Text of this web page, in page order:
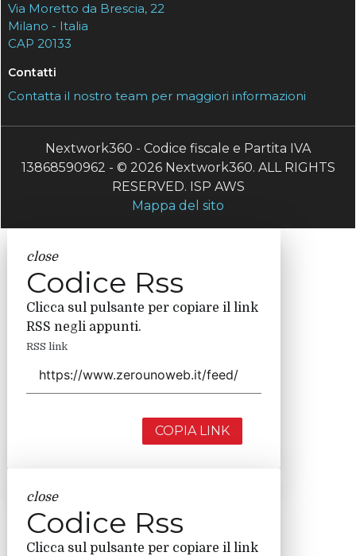
Via Moretto da Brescia, 22
Milano - Italia
CAP 20133
Contatti
Contatta il nostro team per maggiori informazioni
Nextwork360 - Codice fiscale e Partita IVA
13868590962 - © 2026 Nextwork360. ALL RIGHTS
RESERVED. ISP AWS
Mappa del sito
close
Codice Rss
Clicca sul pulsante per copiare il link
RSS negli appunti.
RSS link
COPIA LINK
close
Codice Rss
Clicca sul pulsante per copiare il link